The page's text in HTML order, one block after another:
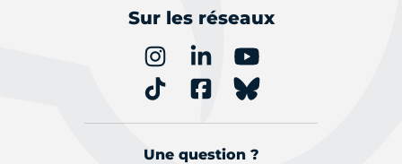
Sur les réseaux
Une question ?